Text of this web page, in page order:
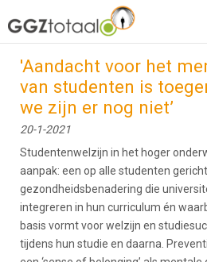
over GGZTotaal abonneren
Home
'Aandacht voor het
van studenten is
we zijn er nog niet’
20-1-2021
Studentenwelzijn in het hoger
aanpak: een op alle studenten
gezondheidsbenadering die
integreren in hun curriculum én
basis vormt voor welzijn en
tijdens hun studie en daarna.